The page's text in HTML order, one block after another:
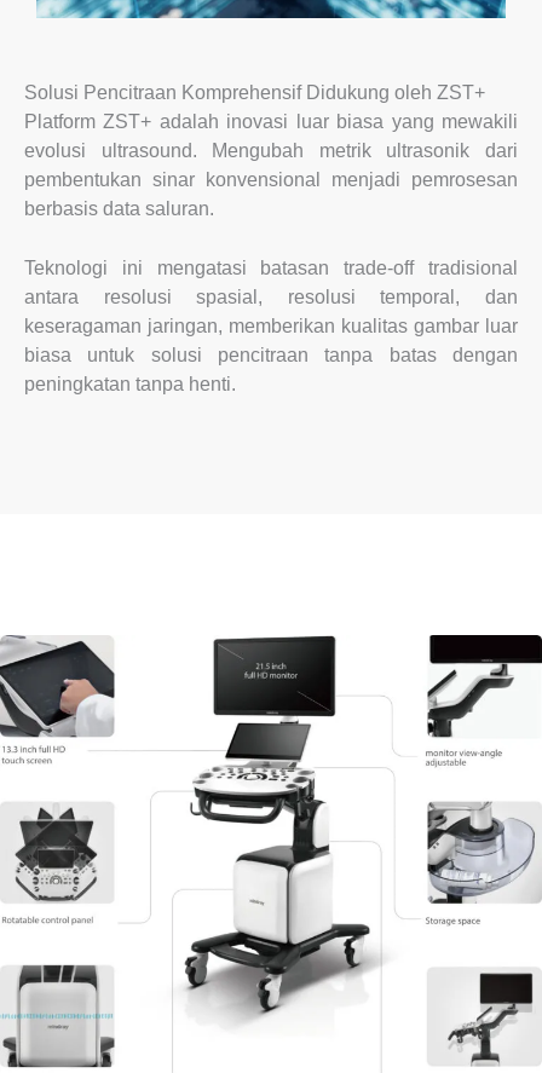
Solusi Pencitraan Komprehensif Didukung oleh ZST+
Platform ZST+ adalah inovasi luar biasa yang mewakili
evolusi ultrasound. Mengubah metrik ultrasonik dari
pembentukan sinar konvensional menjadi pemrosesan
berbasis data saluran.
Teknologi ini mengatasi batasan trade-off tradisional
antara resolusi spasial, resolusi temporal, dan
keseragaman jaringan, memberikan kualitas gambar luar
biasa untuk solusi pencitraan tanpa batas dengan
peningkatan tanpa henti.